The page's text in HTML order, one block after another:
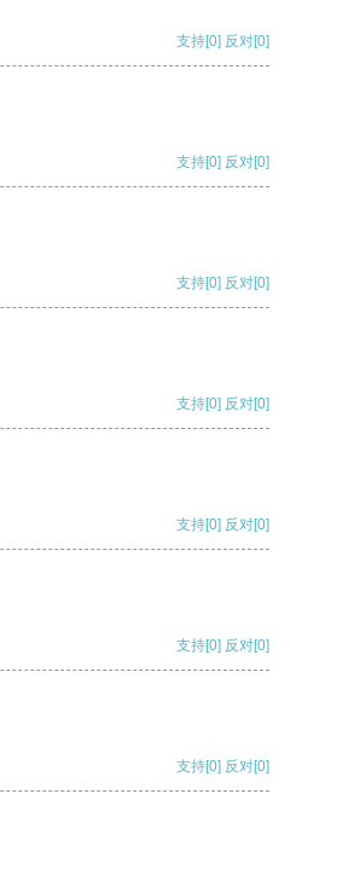
支持[0] 反对[0]
支持[0] 反对[0]
支持[0] 反对[0]
支持[0] 反对[0]
支持[0] 反对[0]
支持[0] 反对[0]
支持[0] 反对[0]